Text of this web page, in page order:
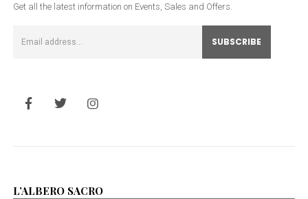
Get all the latest information on Events, Sales and Offers.
L’ALBERO SACRO